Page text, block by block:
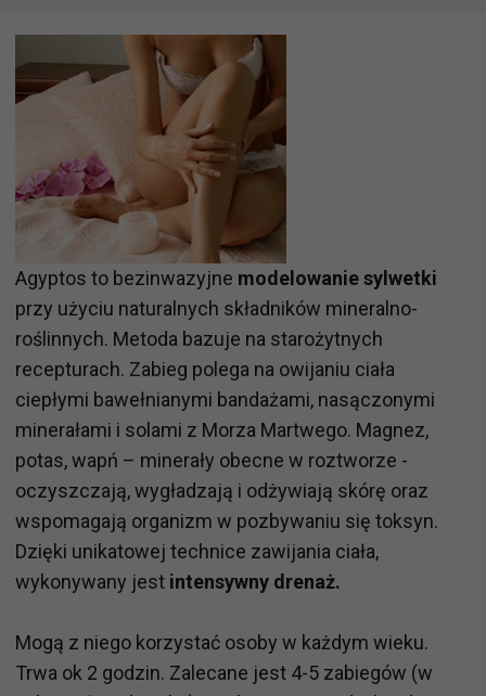
Agyptos to bezinwazyjne modelowanie sylwetki
przy użyciu naturalnych składników mineralno-
roślinnych. Metoda bazuje na starożytnych
recepturach. Zabieg polega na owijaniu ciała
ciepłymi bawełnianymi bandażami, nasączonymi
minerałami i solami z Morza Martwego. Magnez,
potas, wapń – minerały obecne w roztworze -
oczyszczają, wygładzają i odżywiają skórę oraz
wspomagają organizm w pozbywaniu się toksyn.
Dzięki unikatowej technice zawijania ciała,
wykonywany jest intensywny drenaż.
Mogą z niego korzystać osoby w każdym wieku.
Trwa ok 2 godzin. Zalecane jest 4-5 zabiegów (w